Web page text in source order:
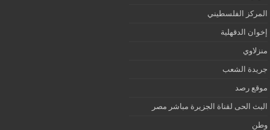
المركز الفلسطيني
إخوان الدقهلية
منزلاوي
جريدة الشعب
موقع رصد
البث الحى لقناة الجزيرة مباشر مصر
وطن